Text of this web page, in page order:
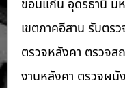
ขอนแก่น อุดรธานี ม
เขตภาคอีสาน รับตร
ตรวจหลังคา ตรวจส
งานหลังคา ตรวจผนั